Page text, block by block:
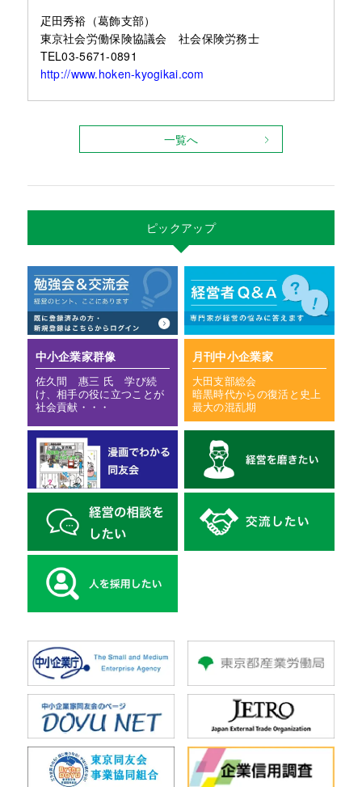
疋田秀裕（葛飾支部）
東京社会労働保険協議会 社会保険労務士
TEL03‐5671‐0891
http://www.hoken-kyogikai.com
一覧へ
ピックアップ
中小企業家群像
佐久間 惠三 氏 学び続
け、相手の役に立つことが
社会貢献・・・
月刊中小企業家
大田支部総会
暗黒時代からの復活と史上
最大の混乱期